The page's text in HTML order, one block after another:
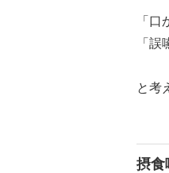
「
「
と考
摂食